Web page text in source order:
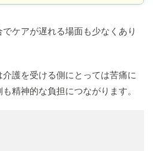
ケアが遅れる場面も少なくあり
護を受ける側にとっては苦痛に
精神的な負担につながります。